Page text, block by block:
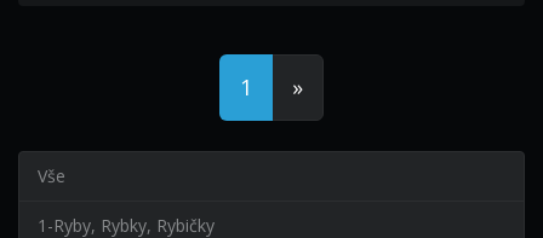
1 »
Vše
1-Ryby, Rybky, Rybičky